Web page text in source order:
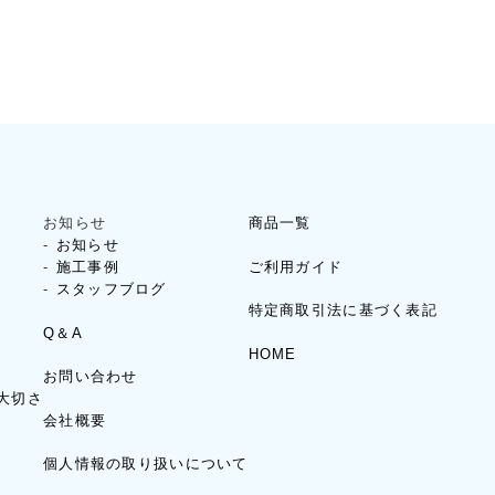
切さ
お知らせ
お知らせ
施工事例
スタッフブログ
Q＆A
お問い合わせ
会社概要
個人情報の取り扱いについて
商品一覧
ご利用ガイド
特定商取引法に基づく表記
HOME